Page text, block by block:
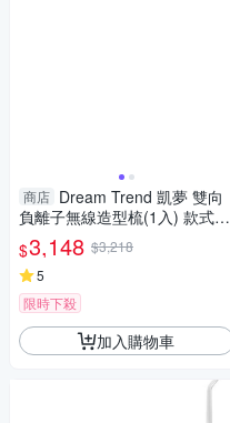
商店 Dream Trend 凱夢 雙向
負離子無線造型梳(1入) 款式可
選【小三美日】 DS024879 瀏
海 出國 防毛躁
$3,148 $3,218
5
限時下殺
加入購物車